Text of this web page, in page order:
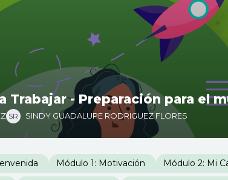
Trabajar - Preparación para el
SR SINDY GUADALUPE RODRIGUEZ FLORES
de sección
Módulo 1: Motivación Módulo 2: Mi